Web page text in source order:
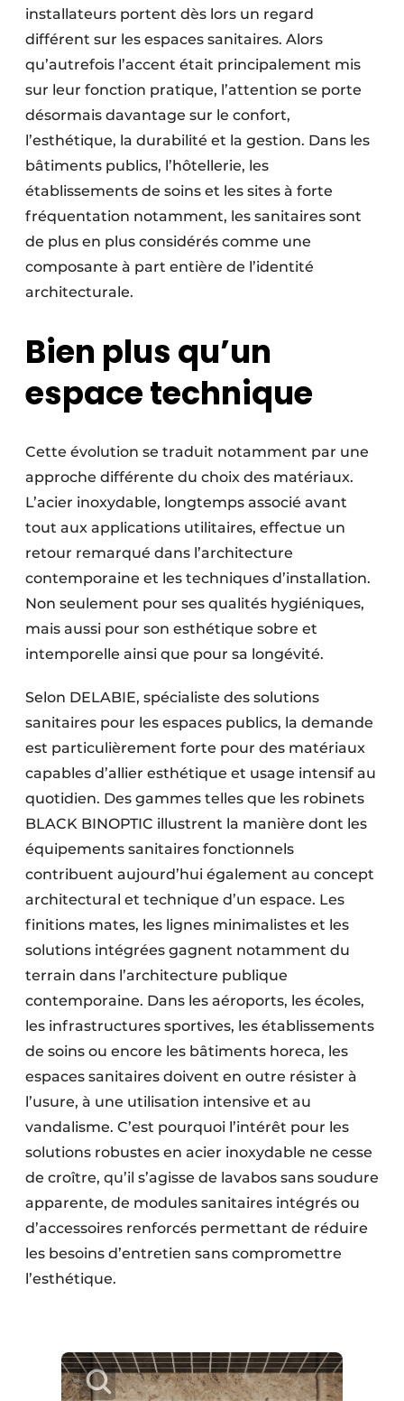
installateurs portent dès lors un regard
différent sur les espaces sanitaires. Alors
qu’autrefois l’accent était principalement mis
sur leur fonction pratique, l’attention se porte
désormais davantage sur le confort,
l’esthétique, la durabilité et la gestion. Dans les
bâtiments publics, l’hôtellerie, les
établissements de soins et les sites à forte
fréquentation notamment, les sanitaires sont
de plus en plus considérés comme une
composante à part entière de l’identité
architecturale.
Bien plus qu’un
espace technique
Cette évolution se traduit notamment par une
approche différente du choix des matériaux.
L’acier inoxydable, longtemps associé avant
tout aux applications utilitaires, effectue un
retour remarqué dans l’architecture
contemporaine et les techniques d’installation.
Non seulement pour ses qualités hygiéniques,
mais aussi pour son esthétique sobre et
intemporelle ainsi que pour sa longévité.
Selon DELABIE, spécialiste des solutions
sanitaires pour les espaces publics, la demande
est particulièrement forte pour des matériaux
capables d’allier esthétique et usage intensif au
quotidien. Des gammes telles que les robinets
BLACK BINOPTIC illustrent la manière dont les
équipements sanitaires fonctionnels
contribuent aujourd’hui également au concept
architectural et technique d’un espace. Les
finitions mates, les lignes minimalistes et les
solutions intégrées gagnent notamment du
terrain dans l’architecture publique
contemporaine. Dans les aéroports, les écoles,
les infrastructures sportives, les établissements
de soins ou encore les bâtiments horeca, les
espaces sanitaires doivent en outre résister à
l’usure, à une utilisation intensive et au
vandalisme. C’est pourquoi l’intérêt pour les
solutions robustes en acier inoxydable ne cesse
de croître, qu’il s’agisse de lavabos sans soudure
apparente, de modules sanitaires intégrés ou
d’accessoires renforcés permettant de réduire
les besoins d’entretien sans compromettre
l’esthétique.